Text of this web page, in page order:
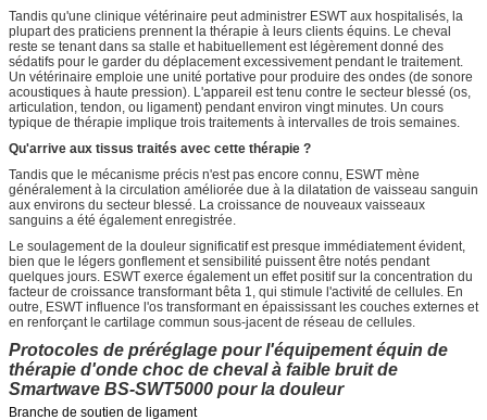
Tandis qu'une clinique vétérinaire peut administrer ESWT aux hospitalisés, la
plupart des praticiens prennent la thérapie à leurs clients équins. Le cheval
reste se tenant dans sa stalle et habituellement est légèrement donné des
sédatifs pour le garder du déplacement excessivement pendant le traitement.
Un vétérinaire emploie une unité portative pour produire des ondes (de sonore
acoustiques à haute pression). L'appareil est tenu contre le secteur blessé (os,
articulation, tendon, ou ligament) pendant environ vingt minutes. Un cours
typique de thérapie implique trois traitements à intervalles de trois semaines.
Qu'arrive aux tissus traités avec cette thérapie ?
Tandis que le mécanisme précis n'est pas encore connu, ESWT mène
généralement à la circulation améliorée due à la dilatation de vaisseau sanguin
aux environs du secteur blessé. La croissance de nouveaux vaisseaux
sanguins a été également enregistrée.
Le soulagement de la douleur significatif est presque immédiatement évident,
bien que le légers gonflement et sensibilité puissent être notés pendant
quelques jours. ESWT exerce également un effet positif sur la concentration du
facteur de croissance transformant bêta 1, qui stimule l'activité de cellules. En
outre, ESWT influence l'os transformant en épaississant les couches externes et
en renforçant le cartilage commun sous-jacent de réseau de cellules.
Protocoles de préréglage pour l'équipement équin de
thérapie d'onde choc de cheval à faible bruit de
Smartwave BS-SWT5000 pour la douleur
Branche de soutien de ligament